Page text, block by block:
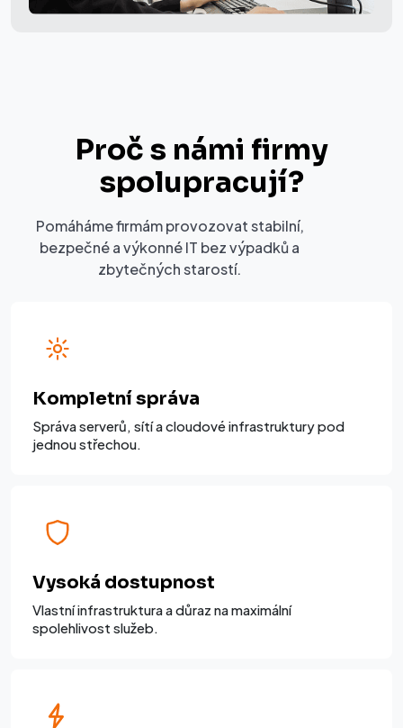
Proč s námi firmy
spolupracují?
Pomáháme firmám provozovat stabilní,
bezpečné a výkonné IT bez výpadků a
zbytečných starostí.
Kompletní správa
Správa serverů, sítí a cloudové infrastruktury pod
jednou střechou.
Vysoká dostupnost
Vlastní infrastruktura a důraz na maximální
spolehlivost služeb.